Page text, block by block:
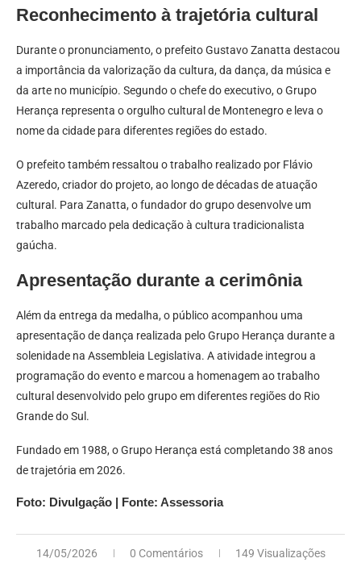
Reconhecimento à trajetória cultural
Durante o pronunciamento, o prefeito Gustavo Zanatta destacou
a importância da valorização da cultura, da dança, da música e
da arte no município. Segundo o chefe do executivo, o Grupo
Herança representa o orgulho cultural de Montenegro e leva o
nome da cidade para diferentes regiões do estado.
O prefeito também ressaltou o trabalho realizado por Flávio
Azeredo, criador do projeto, ao longo de décadas de atuação
cultural. Para Zanatta, o fundador do grupo desenvolve um
trabalho marcado pela dedicação à cultura tradicionalista
gaúcha.
Apresentação durante a cerimônia
Além da entrega da medalha, o público acompanhou uma
apresentação de dança realizada pelo Grupo Herança durante a
solenidade na Assembleia Legislativa. A atividade integrou a
programação do evento e marcou a homenagem ao trabalho
cultural desenvolvido pelo grupo em diferentes regiões do Rio
Grande do Sul.
Fundado em 1988, o Grupo Herança está completando 38 anos
de trajetória em 2026.
Foto: Divulgação | Fonte: Assessoria
14/05/2026 0 Comentários 149 Visualizações